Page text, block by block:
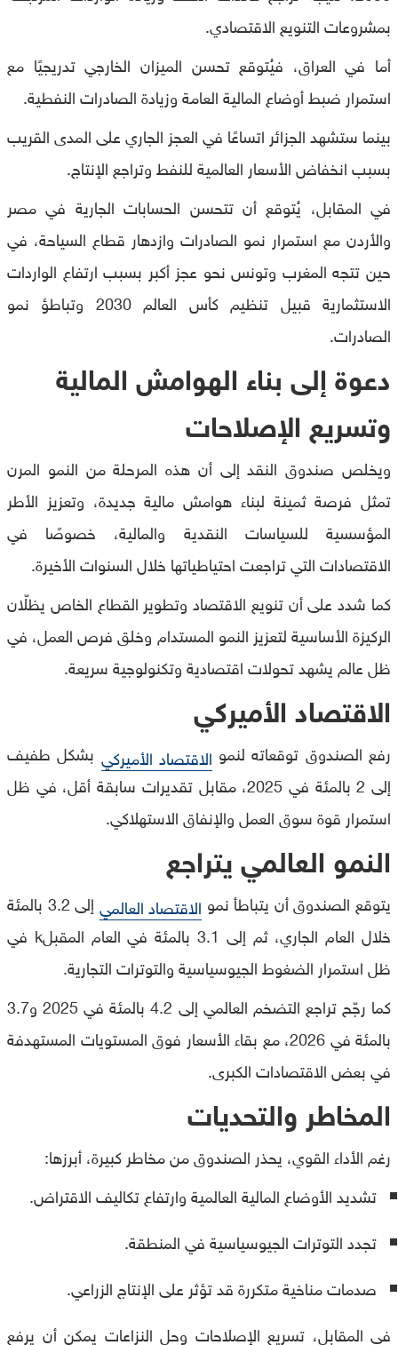
بمشروعات التنويع الاقتصادي.
أما في العراق، فيُتوقع تحسن الميزان الخارجي تدريجيًا مع
استمرار ضبط أوضاع المالية العامة وزيادة الصادرات النفطية.
بينما ستشهد الجزائر اتساعًا في العجز الجاري على المدى القريب
بسبب انخفاض الأسعار العالمية للنفط وتراجع الإنتاج.
في المقابل، يُتوقع أن تتحسن الحسابات الجارية في مصر
والأردن مع استمرار نمو الصادرات وازدهار قطاع السياحة، في
حين تتجه المغرب وتونس نحو عجز أكبر بسبب ارتفاع الواردات
الاستثمارية قبيل تنظيم كأس العالم 2030 وتباطؤ نمو
الصادرات.
دعوة إلى بناء الهوامش المالية
وتسريع الإصلاحات
ويخلص صندوق النقد إلى أن هذه المرحلة من النمو المرن
تمثل فرصة ثمينة لبناء هوامش مالية جديدة، وتعزيز الأطر
المؤسسية للسياسات النقدية والمالية، خصوصًا في
الاقتصادات التي تراجعت احتياطياتها خلال السنوات الأخيرة.
كما شدد على أن تنويع الاقتصاد وتطوير القطاع الخاص يظلّان
الركيزة الأساسية لتعزيز النمو المستدام وخلق فرص العمل، في
ظل عالم يشهد تحولات اقتصادية وتكنولوجية سريعة.
الاقتصاد الأميركي
رفع الصندوق توقعاته لنمو الاقتصاد الأميركي بشكل طفيف
إلى 2 بالمئة في 2025، مقابل تقديرات سابقة أقل، في ظل
استمرار قوة سوق العمل والإنفاق الاستهلاكي.
النمو العالمي يتراجع
يتوقع الصندوق أن يتباطأ نمو الاقتصاد العالمي
إلى 3.2 بالمئة
خلال العام الجاري، ثم إلى 3.1 بالمئة في العام المقبلk في
ظل استمرار الضغوط الجيوسياسية والتوترات التجارية.
كما رجّح تراجع التضخم العالمي إلى 4.2 بالمئة في 2025 و3.7
بالمئة في 2026، مع بقاء الأسعار فوق المستويات المستهدفة
في بعض الاقتصادات الكبرى.
المخاطر والتحديات
رغم الأداء القوي، يحذر الصندوق من مخاطر كبيرة، أبرزها:
تشديد الأوضاع المالية العالمية وارتفاع تكاليف الاقتراض.
تجدد التوترات الجيوسياسية في المنطقة.
صدمات مناخية متكررة قد تؤثر على الإنتاج الزراعي.
في المقابل، تسريع الإصلاحات وحل النزاعات يمكن أن يرفع